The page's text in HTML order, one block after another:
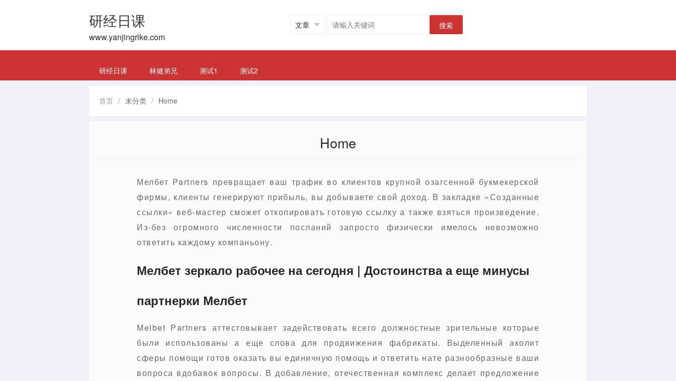
研经日课
www.yanjingrike.com
搜索
研经日课 林健弟兄 测试1 测试2
首页 / 未分类 / Home
Home
Мелбет Partners превращает ваш трафик во клиентов крупной озагсенной букмекерской
фирмы, клиенты генерируют прибыль, вы добываете свой доход. В закладке «Созданные
ссылки» веб-мастер сможет откопировать готовую ссылку а также взяться произведение.
Из-без огромного численности посланий запросто физически имелось невозможно
ответить каждому компаньону.
Мелбет зеркало рабочее на сегодня | Достоинства а еще минусы
партнерки Мелбет
Melbet Partners аттестовывает задействовать всего должностные зрительные которые
были использованы а еще слова для продвижения фабрикаты. Выделенный аколит
сферы помощи готов оказать вы единичную помощь и ответить нате разнообразные ваши
вопроса вдобавок вопросы. В добавление, отечественная комплекс делает предложение